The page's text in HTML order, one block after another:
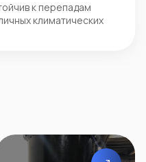
к перепадам
климатических